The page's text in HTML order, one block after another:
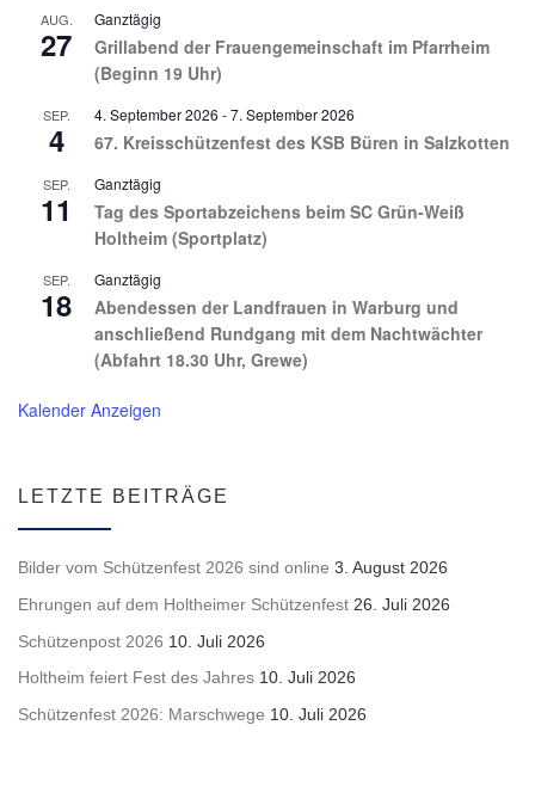
AUG.
27
Ganztägig
Grillabend der Frauengemeinschaft im Pfarrheim
(Beginn 19 Uhr)
SEP.
4
4. September 2026 -7. September 2026
67. Kreisschützenfest des KSB Büren in Salzkotten
SEP.
11
Ganztägig
Tag des Sportabzeichens beim SC Grün-Weiß
Holtheim (Sportplatz)
SEP.
18
Ganztägig
Abendessen der Landfrauen in Warburg und
anschließend Rundgang mit dem Nachtwächter
(Abfahrt 18.30 Uhr, Grewe)
Kalender Anzeigen
LETZTE BEITRÄGE
Bilder vom Schützenfest 2026 sind online 3. August 2026
Ehrungen auf dem Holtheimer Schützenfest 26. Juli 2026
Schützenpost 2026 10. Juli 2026
Holtheim feiert Fest des Jahres 10. Juli 2026
Schützenfest 2026: Marschwege 10. Juli 2026